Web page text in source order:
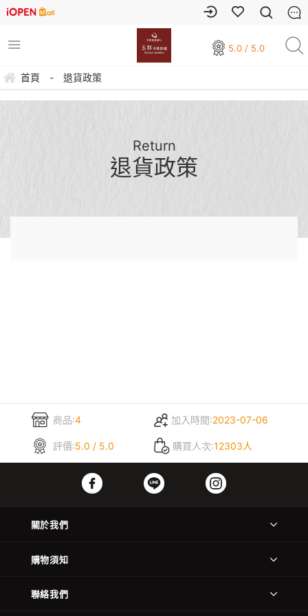
5.0 / 5.0
首頁 - 退貨政策
Return
退貨政策
商品:4 加入時間:2023-07-06
評價:5.0 / 5.0 購買人次:12303人
關於我們
購物須知
聯絡我們